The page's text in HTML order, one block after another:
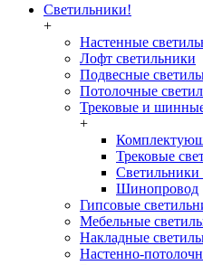
Светильники!
+
Настенные
Лофт светильники
Подвесные
Потолочные
Трековые и
+
Трековые
Светильники
Шинопровод
Гипсовые
Мебельные
Накладные
Настенно-